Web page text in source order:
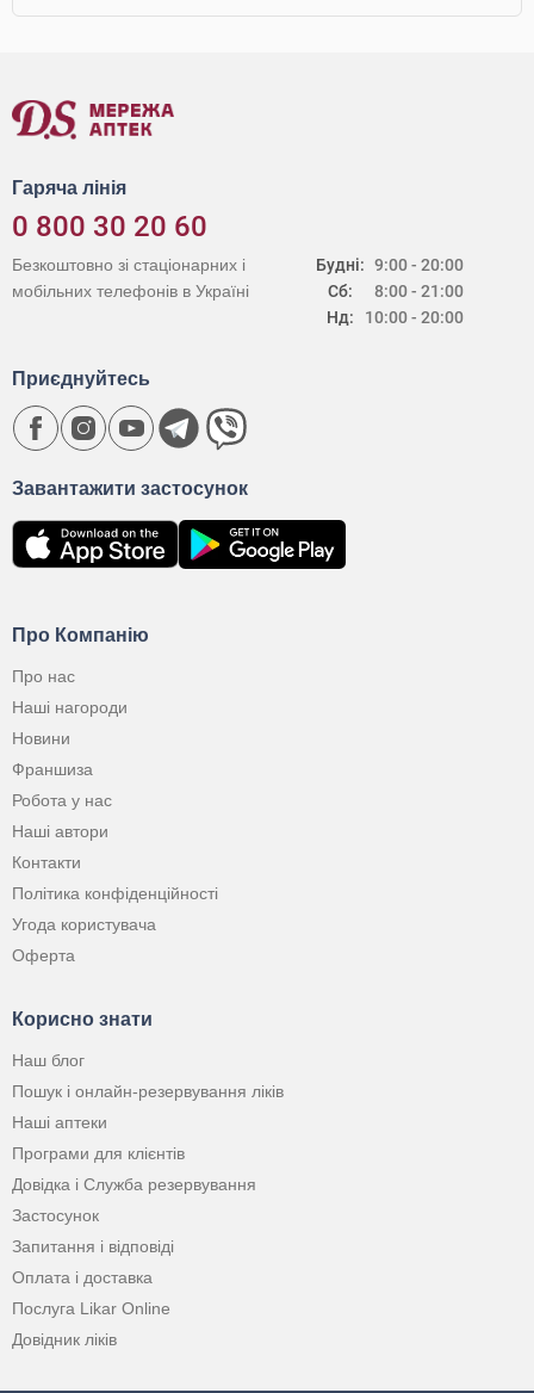
Гаряча лінія
0 800 30 20 60
Будні:
Сб:
Нд:
9:00 - 20:00
8:00 - 21:00
10:00 - 20:00
Безкоштовно зі стаціонарних і
мобільних телефонів в Україні
Про Компанію
Про нас
Наші нагороди
Новини
Франшиза
Робота у нас
Наші автори
Контакти
Політика конфіденційності
Угода користувача
Оферта
Корисно знати
Наш блог
Пошук і онлайн-резервування ліків
Наші аптеки
Програми для клієнтів
Довідка і Служба резервування
Застосунок
Запитання і відповіді
Оплата і доставка
Послуга Likar Online
Довідник ліків
Завантажити застосунок
Приєднуйтесь